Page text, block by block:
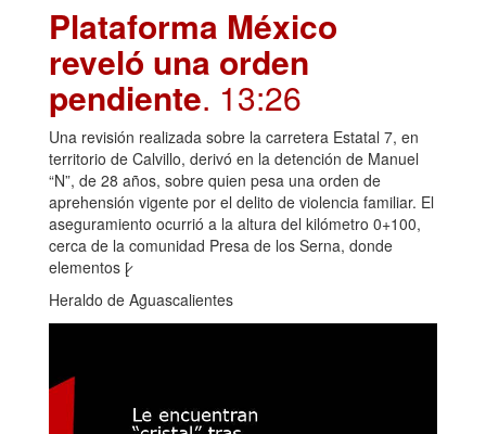
Plataforma México
reveló una orden
pendiente. 13:26
Una revisión realizada sobre la carretera Estatal 7, en
territorio de Calvillo, derivó en la detención de Manuel
“N”, de 28 años, sobre quien pesa una orden de
aprehensión vigente por el delito de violencia familiar. El
aseguramiento ocurrió a la altura del kilómetro 0+100,
cerca de la comunidad Presa de los Serna, donde
elementos [̷
Heraldo de Aguascalientes